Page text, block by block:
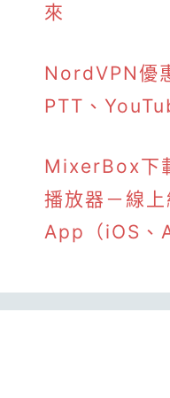
來
NordVPN優
PTT、
MixerBox下
播放器－線
App（iOS、